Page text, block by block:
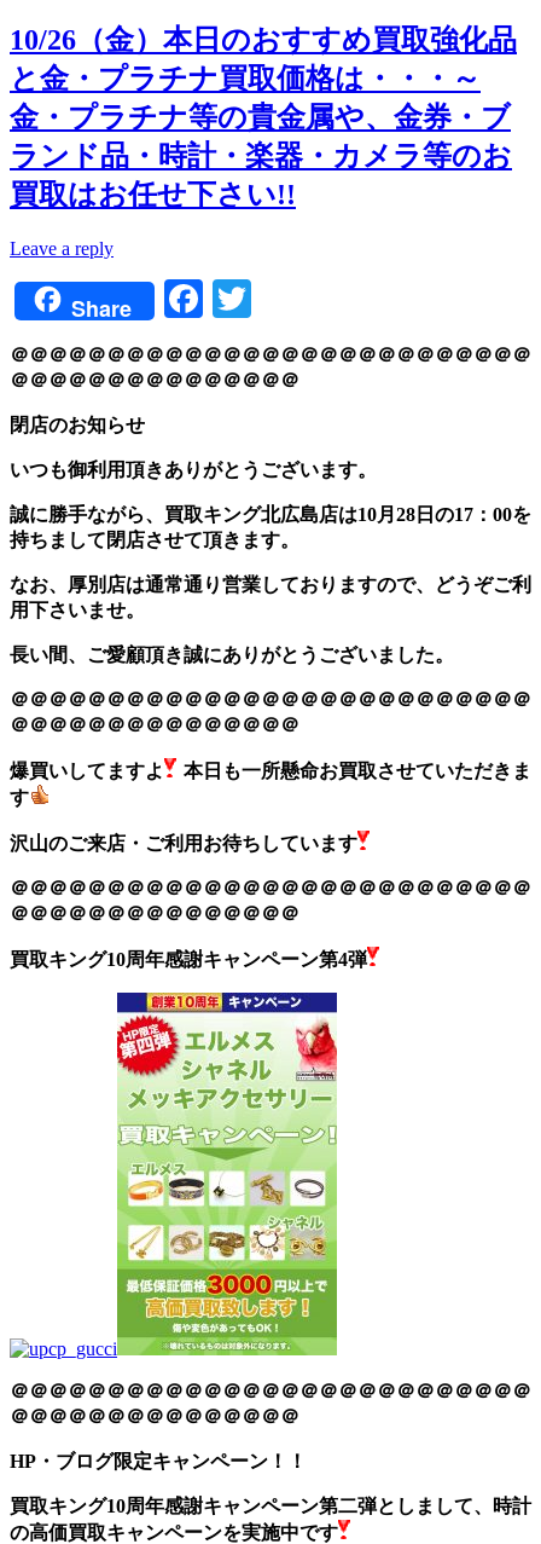
10/26（金）本日のおすすめ買取強化品
と金・プラチナ買取価格は・・・～
金・プラチナ等の貴金属や、金券・ブ
ランド品・時計・楽器・カメラ等のお
買取はお任せ下さい!!
Leave a reply
Share Facebook
＠＠＠＠＠＠＠＠＠＠＠＠＠＠＠＠＠＠＠＠＠＠＠＠＠＠＠
＠＠＠＠＠＠＠＠＠＠＠＠＠＠＠
閉店のお知らせ
いつも御利用頂きありがとうございます。
誠に勝手ながら、買取キング北広島店は10月28日の17：00を
持ちまして閉店させて頂きます。
なお、厚別店は通常通り営業しておりますので、どうぞご利
用下さいませ。
長い間、ご愛顧頂き誠にありがとうございました。
＠＠＠＠＠＠＠＠＠＠＠＠＠＠＠＠＠＠＠＠＠＠＠＠＠＠＠
＠＠＠＠＠＠＠＠＠＠＠＠＠＠＠
爆買いしてますよ
本日も一所懸命お買取させていただきま
す
沢山のご来店・ご利用お待ちしています
＠＠＠＠＠＠＠＠＠＠＠＠＠＠＠＠＠＠＠＠＠＠＠＠＠＠＠
＠＠＠＠＠＠＠＠＠＠＠＠＠＠＠
買取キング10周年感謝キャンペーン第4弾
＠＠＠＠＠＠＠＠＠＠＠＠＠＠＠＠＠＠＠＠＠＠＠＠＠＠＠
＠＠＠＠＠＠＠＠＠＠＠＠＠＠＠
HP・ブログ限定キャンペーン！！
買取キング10周年感謝キャンペーン第二弾としまして、時計
の高価買取キャンペーンを実施中です